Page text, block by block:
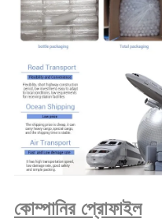
কোম্পানির প্রোফাইল